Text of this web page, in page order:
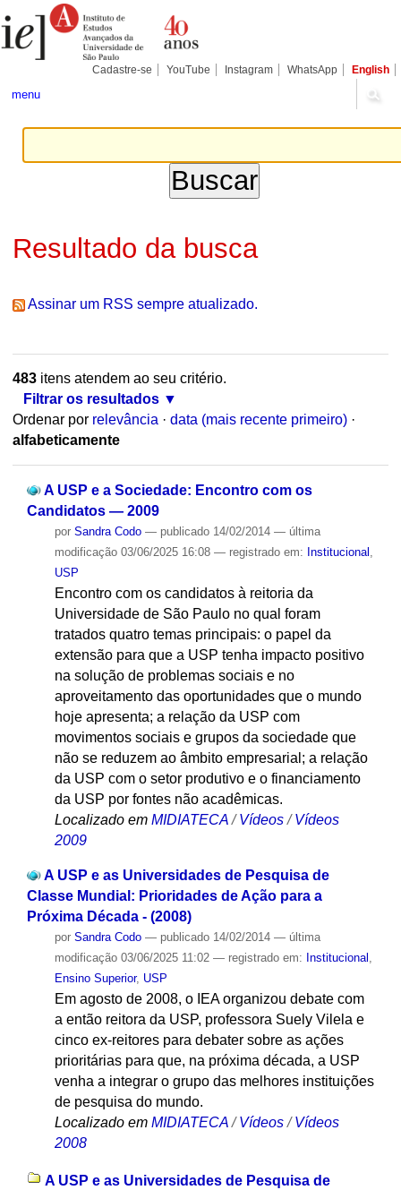
para
conteúdo.
Pessoais
Cadastre-se YouTube Instagram WhatsApp English
menu
Resultado da busca
Assinar um RSS sempre atualizado.
483itens atendem ao seu critério.
Filtrar os resultados
Ordenar por relevância · data (mais recente primeiro) ·
alfabeticamente
A USP e a Sociedade: Encontro com os
Candidatos — 2009
por Sandra Codo — publicado14/02/2014 — última
modificação03/06/2025 16:08 — registrado em: Institucional
USP
Encontro com os candidatos à reitoria da
Universidade de São Paulo no qual foram
tratados quatro temas principais: o papel da
extensão para que a USP tenha impacto positivo
na solução de problemas sociais e no
aproveitamento das oportunidades que o mundo
hoje apresenta; a relação da USP com
movimentos sociais e grupos da sociedade que
não se reduzem ao âmbito empresarial; a relação
da USP com o setor produtivo e o financiamento
da USP por fontes não acadêmicas.
Localizado em MIDIATECA /Vídeos /Vídeos
2009
A USP e as Universidades de Pesquisa de
Classe Mundial: Prioridades de Ação para a
Próxima Década - (2008)
por Sandra Codo — publicado14/02/2014 — última
modificação03/06/2025 11:02 — registrado em: Institucional
Ensino Superior, USP
Em agosto de 2008, o IEA organizou debate com
a então reitora da USP, professora Suely Vilela e
cinco ex-reitores para debater sobre as ações
prioritárias para que, na próxima década, a USP
venha a integrar o grupo das melhores instituições
de pesquisa do mundo.
Localizado em MIDIATECA /Vídeos /Vídeos
2008
A USP e as Universidades de Pesquisa de